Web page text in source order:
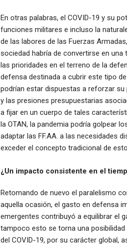
En otras palabras, el COVID-19 y su
funciones militares e incluso la
de las labores de las Fuerzas
sociedad habría de convertirse en
las prioridades en el terreno de la
defensa destinada a cubrir este tipo
podrían estar dispuestas a reforzar
y las presiones presupuestarias
a fijar en un cuerpo de tales
la OTAN, la pandemia podría golpear
adaptar las FF.AA. a las necesidades
exceder el concepto tradicional de
¿Un impacto consistente en el
Retomando de nuevo el paralelismo
aquella ocasión, el gasto en defensa
emergentes contribuyó a equilibrar el
tampoco esto se torna una
del COVID-19, por su carácter global,